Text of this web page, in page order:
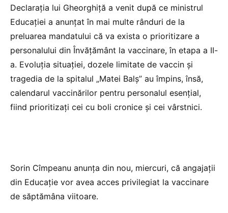
Declarația lui Gheorghiță a venit după ce ministrul
Educației a anunțat în mai multe rânduri de la
preluarea mandatului că va exista o prioritizare a
personalului din Învățământ la vaccinare, în etapa a II-
a. Evoluția situației, dozele limitate de vaccin și
tragedia de la spitalul „Matei Balș” au împins, însă,
calendarul vaccinărilor pentru personalul esențial,
fiind prioritizați cei cu boli cronice și cei vârstnici.
Sorin Cîmpeanu anunța din nou, miercuri, că angajații
din Educație vor avea acces privilegiat la vaccinare
de săptămâna viitoare.